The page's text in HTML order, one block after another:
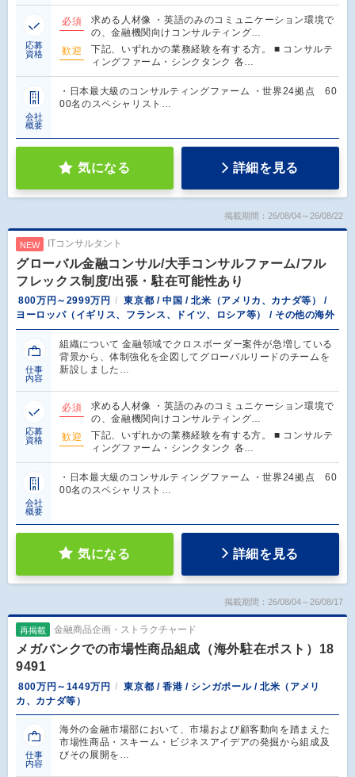
応募
資格
必須
求める人材像 ・英語のみのコミュニケーション環境で
の、金融機関向けコンサルティング…
歓迎
下記、いずれかの業務経験を有する方。 ■ コンサルテ
ィングファーム・シンクタンク 各…
会社
概要
・日本最大級のコンサルティングファーム ・世界24拠点 60
00名のスペシャリスト…
気になる 詳細を見る
掲載期間：26/08/04～26/08/22
NEW ITコンサルタント
グローバル金融コンサル/大手コンサルファーム/フル
フレックス制度/出張・駐在可能性あり
800万円～2999万円
東京都 / 中国 / 北米（アメリカ、カナダ等） /
ヨーロッパ（イギリス、フランス、ドイツ、ロシア等） / その他の海外
仕事
内容
組織について 金融領域でクロスボーダー案件が急増している
背景から、体制強化を企図してグローバルリードのチームを
新設しました…
応募
資格
必須
求める人材像 ・英語のみのコミュニケーション環境で
の、金融機関向けコンサルティング…
歓迎
下記、いずれかの業務経験を有する方。 ■ コンサルテ
ィングファーム・シンクタンク 各…
会社
概要
・日本最大級のコンサルティングファーム ・世界24拠点 60
00名のスペシャリスト…
気になる 詳細を見る
掲載期間：26/08/04～26/08/17
再掲載 金融商品企画・ストラクチャード
メガバンクでの市場性商品組成（海外駐在ポスト）18
9491
800万円～1449万円
東京都 / 香港 / シンガポール / 北米（アメリ
カ、カナダ等）
仕事
内容
海外の金融市場部において、市場および顧客動向を踏まえた
市場性商品・スキーム・ビジネスアイデアの発掘から組成及
びその展開を…